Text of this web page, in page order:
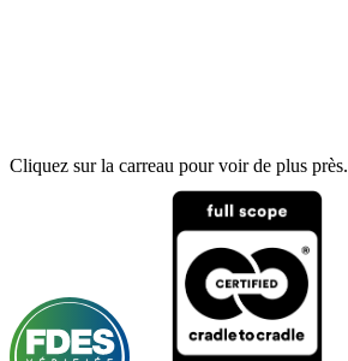
Cliquez sur la carreau pour voir de plus près.